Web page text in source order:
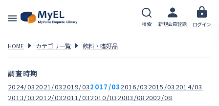
検索 新規会員登録 ログイン
HOME カテゴリ一覧 飲料・嗜好品
調査時期
2024/032021/032019/032017/032016/03 2015/03 2014/03
2013/032012/032011/032010/032003/082002/08